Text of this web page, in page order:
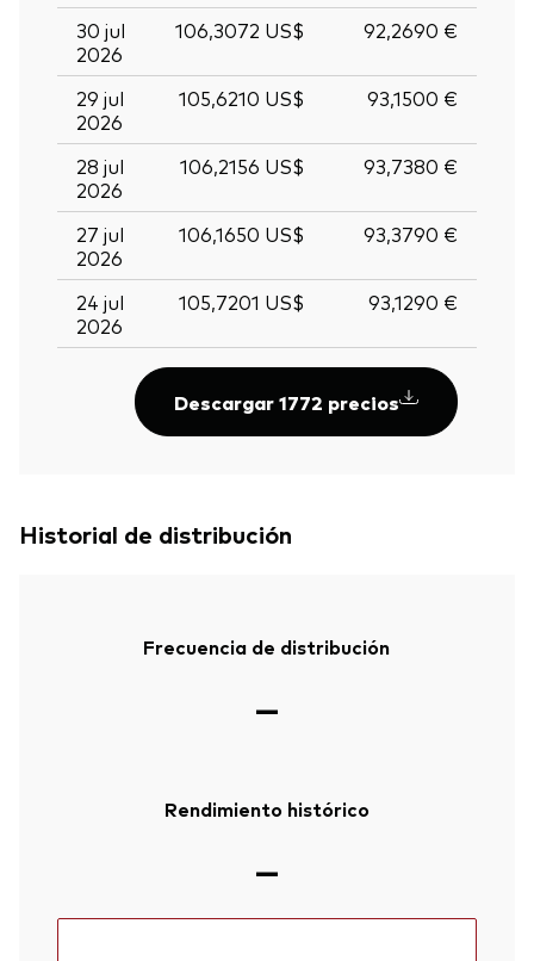
30 jul
2026
106,3072 US$ 92,2690 €
29 jul
2026
105,6210 US$ 93,1500 €
28 jul
2026
106,2156 US$ 93,7380 €
27 jul
2026
106,1650 US$ 93,3790 €
24 jul
2026
105,7201 US$ 93,1290 €
Descargar 1772 precios
Historial de distribución
Frecuencia de distribución
—
Rendimiento histórico
—